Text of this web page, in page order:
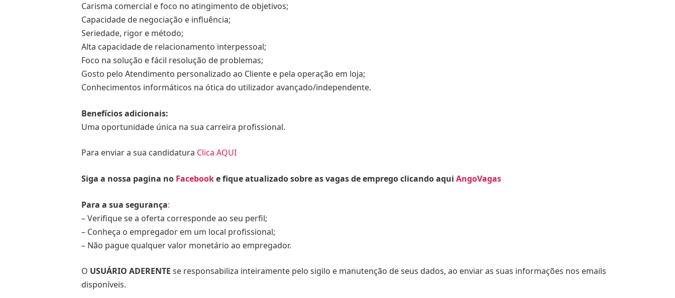
Carisma comercial e foco no atingimento de objetivos;
Capacidade de negociação e influência;
Seriedade, rigor e método;
Alta capacidade de relacionamento interpessoal;
Foco na solução e fácil resolução de problemas;
Gosto pelo Atendimento personalizado ao Cliente e pela operação em loja;
Conhecimentos informáticos na ótica do utilizador avançado/independente.
Benefícios adicionais:
Uma oportunidade única na sua carreira profissional.
Para enviar a sua candidatura Clica AQUI
Siga a nossa pagina no Facebooke fique atualizado sobre as vagas de emprego clicando aqui AngoVagas
Para a sua segurança:
– Verifique se a oferta corresponde ao seu perfil;
– Conheça o empregador em um local profissional;
– Não pague qualquer valor monetário ao empregador.
O USUÁRIO ADERENTE se responsabiliza inteiramente pelo sigilo e manutenção de seus dados, ao enviar as suas informações nos emails
disponíveis.